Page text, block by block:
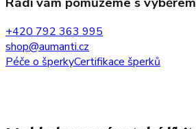
+420 792 363 995
shop@aumanti.cz
Péče o šperkyCertifikace šperků